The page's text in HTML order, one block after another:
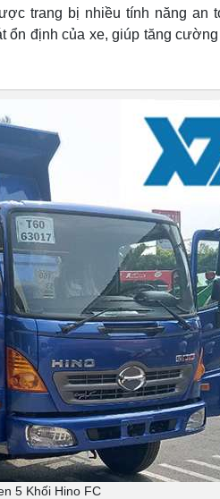
trang bị nhiều tính năng an
ổn định của xe, giúp tăng
5 Khối Hino FC